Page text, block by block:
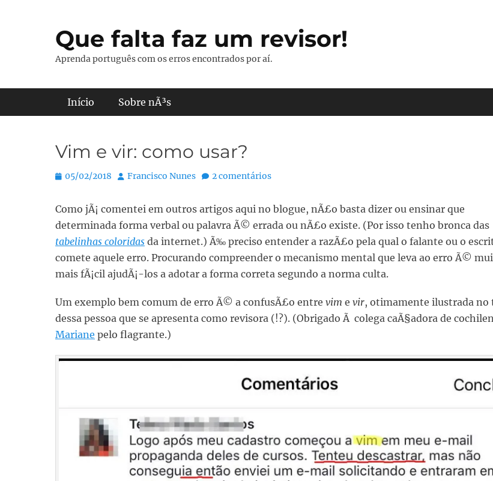
Que falta faz um revisor!
Aprenda português com os erros encontrados por aí.
Menu principal
Início Sobre nÃ³s
Vim e vir: como usar?
Posted
05/02/2018 Autor:
Francisco Nunes 2 comentários
Como jÃ¡ comentei em outros artigos aqui no blogue, nÃ£o basta dizer ou ensinar que
determinada forma verbal ou palavra Ã© errada ou nÃ£o existe. (Por isso tenho bronca das
tabelinhas coloridas da internet.) Ã‰ preciso entender a razÃ£o pela qual o falante ou o
comete aquele erro. Procurando compreender o mecanismo mental que leva ao erro Ã©
mais fÃ¡cil ajudÃ¡-los a adotar a forma correta segundo a norma culta.
Um exemplo bem comum de erro Ã© a confusÃ£o entre vim e vir, otimamente ilustrada no
dessa pessoa que se apresenta como revisora (!?). (Obrigado Ã colega caÃ§adora de
Mariane pelo flagrante.)